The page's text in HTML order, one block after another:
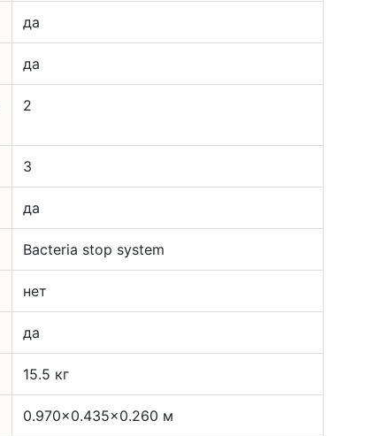
да
да
2
3
да
Bacteria stop system
нет
да
15.5 кг
0.970x0.435x0.260 м